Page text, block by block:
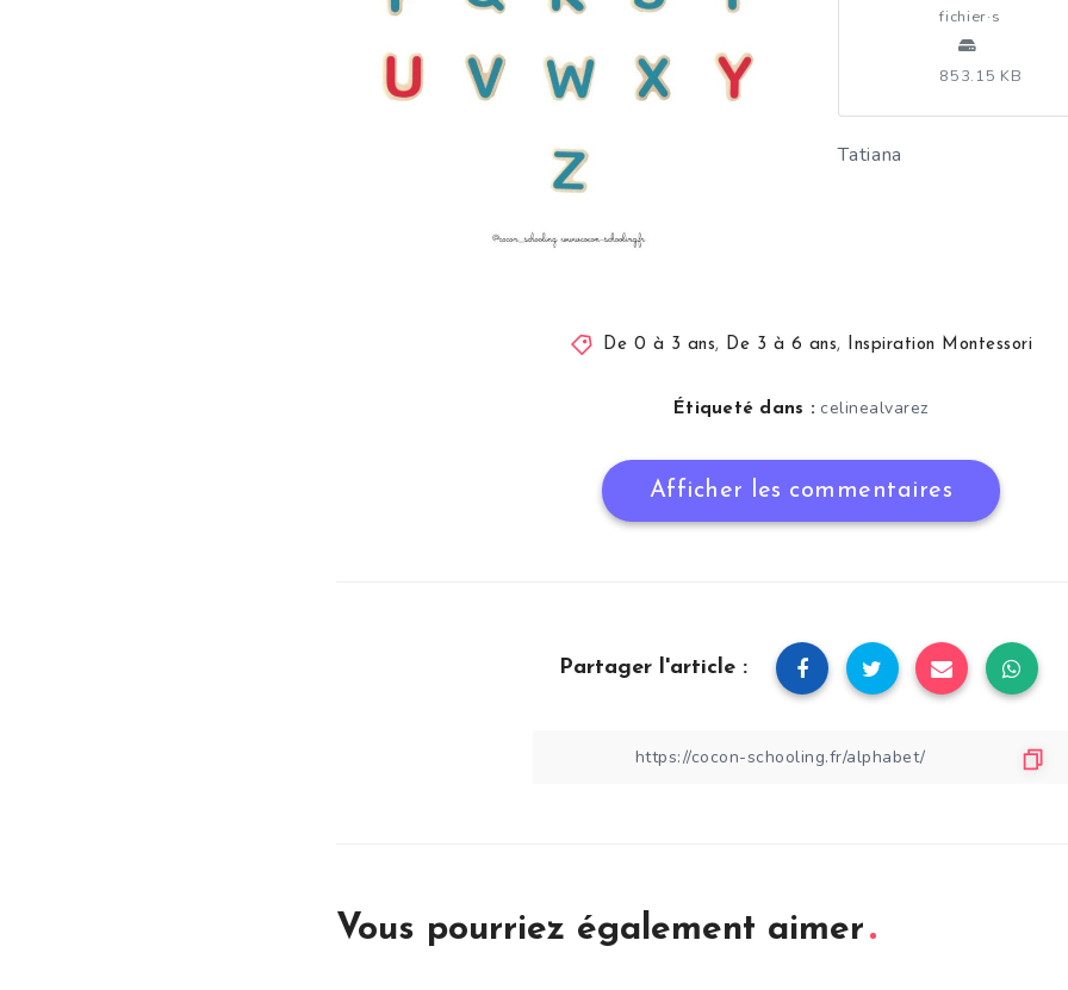
fichier·s
853.15 KB
Tatiana
De 0 à 3 ans, De 3 à 6 ans, Inspiration Montessori
Étiqueté dans : celinealvarez
Afficher les commentaires
Partager l'article :
Vous pourriez également aimer